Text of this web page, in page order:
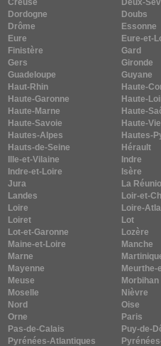
Creuse
Deux-
Dordogne
Doubs
Drôme
Essonne
Eure
Eure-et-
Finistère
Gard
Gers
Gironde
Guadeloupe
Guyane
Haut-Rhin
Haute-
Haute-Garonne
Haute-
Haute-Marne
Haute-
Haute-Savoie
Haute-
Hautes-Alpes
Hautes-
Hauts-de-Seine
Hérault
Ille-et-Vilaine
Indre
Indre-et-Loire
Isère
Jura
La
Landes
Loir-et-
Loire
Loire-
Loiret
Lot
Lot-et-Garonne
Lozère
Maine-et-Loire
Manche
Marne
Mayenne
Meurthe-
Meuse
Morbihan
Moselle
Nièvre
Nord
Oise
Orne
Paris
Pas-de-Calais
Puy-de-
Pyrénées-Atlantiques